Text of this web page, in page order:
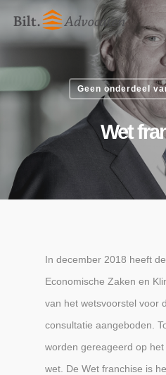
Geen onderdeel
Wet
In december 2018 heeft
Economische Zaken en
van het wetsvoorstel voor
consultatie aangeboden.
worden gereageerd op
wet. De Wet franchise is